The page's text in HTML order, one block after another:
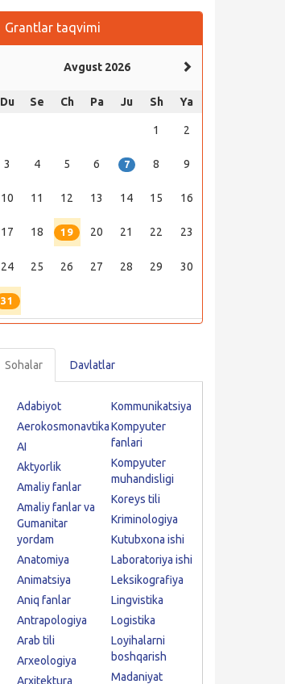
Grantlar taqvimi
Avgust 2026
Du Se Ch Pa Ju Sh Ya
1 2
3 4 5 6 7 8 9
10 11 12 13 14 15 16
17 18 19 20 21 22 23
24 25 26 27 28 29 30
31
Sohalar Davlatlar
Adabiyot
Aerokosmonavtika
AI
Aktyorlik
Amaliy fanlar
Amaliy fanlar va
Gumanitar
yordam
Anatomiya
Animatsiya
Aniq fanlar
Antrapologiya
Arab tili
Arxeologiya
Arxitektura
Kommunikatsiya
Kompyuter
fanlari
Kompyuter
muhandisligi
Koreys tili
Kriminologiya
Kutubxona ishi
Laboratoriya ishi
Leksikografiya
Lingvistika
Logistika
Loyihalarni
boshqarish
Madaniyat